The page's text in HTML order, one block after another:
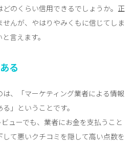
のくらい信用できるでしょうか。正
んが、やはりやみくもに信じてしま
言えます。
る
、「マーケティング業者による情報
」ということです。
ューでも、業者にお金を支払うこと
て悪いクチコミを隠して高い点数を